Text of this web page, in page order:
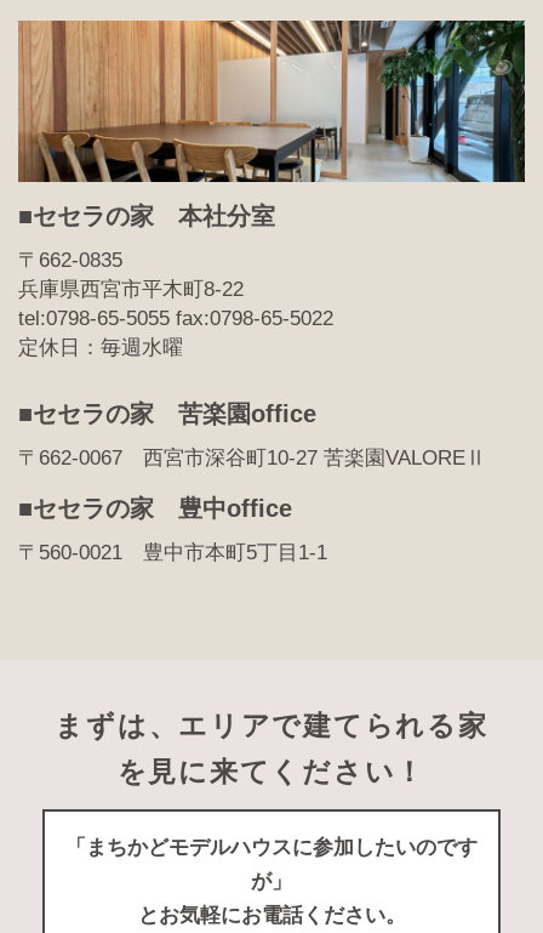
■セセラの家 本社分室
〒662-0835
兵庫県西宮市平木町8-22
tel:0798-65-5055 fax:0798-65-5022
定休日：毎週水曜
■セセラの家 苦楽園office
〒662-0067 西宮市深谷町10-27 苦楽園VALOREⅡ
■セセラの家 豊中office
〒560-0021 豊中市本町5丁目1-1
まずは、エリアで建てられる家
を見に来てください！
「まちかどモデルハウスに参加したいのです
が」
とお気軽にお電話ください。